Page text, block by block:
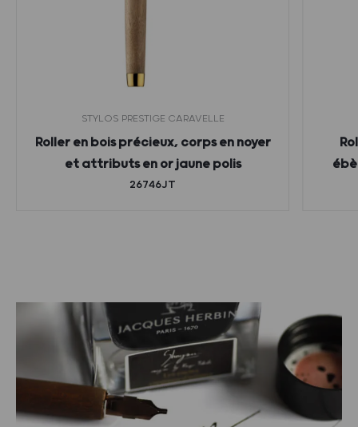
STYLOS PRESTIGE CARAVELLE
Roller en bois précieux, corps en noyer
et attributs en or jaune polis
26746JT